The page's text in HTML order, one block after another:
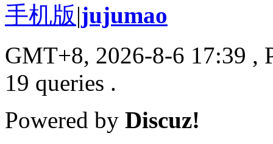
手机版|jujumao
GMT+8, 2026-8-6 17:39 ,
19 queries .
Powered by Discuz!